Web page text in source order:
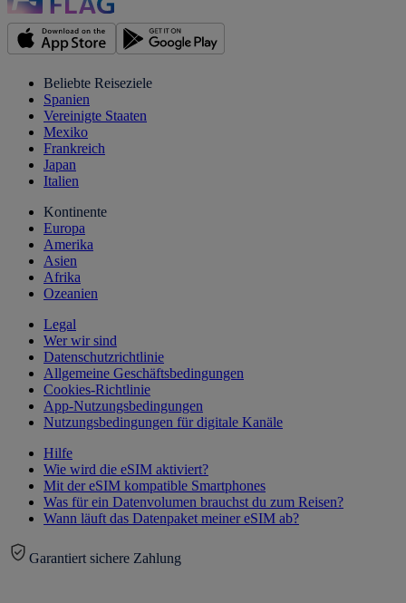
Beliebte Reiseziele
Spanien
Vereinigte Staaten
Mexiko
Frankreich
Japan
Italien
Kontinente
Europa
Amerika
Asien
Afrika
Ozeanien
Legal
Wer wir sind
Datenschutzrichtlinie
Allgemeine Geschäftsbedingungen
Cookies-Richtlinie
App-Nutzungsbedingungen
Nutzungsbedingungen für digitale Kanäle
Hilfe
Wie wird die eSIM aktiviert?
Mit der eSIM kompatible Smartphones
Was für ein Datenvolumen brauchst du zum Reisen?
Wann läuft das Datenpaket meiner eSIM ab?
Garantiert sichere Zahlung